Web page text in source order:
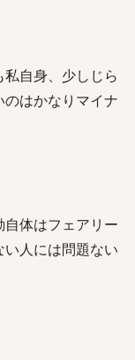
自身、少しじら
はかなりマイナ
体はフェアリー
人には問題ない